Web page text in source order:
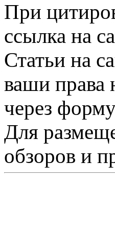
При
ссылка на
Статьи на
ваши права
через
Для
обзоров и